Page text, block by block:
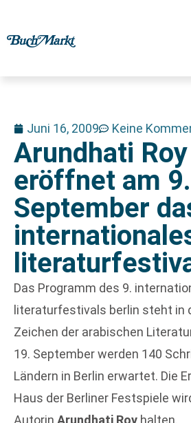
Juni 16, 2009 Keine
Arundhati Roy
eröffnet am 9.
September
Das Programm des 9.
literaturfestivals berlin steht in
Zeichen der arabischen
19. September werden 140
Ländern in Berlin erwartet. Die
Haus der Berliner Festspiele
Autorin Arundhati Roy halten.